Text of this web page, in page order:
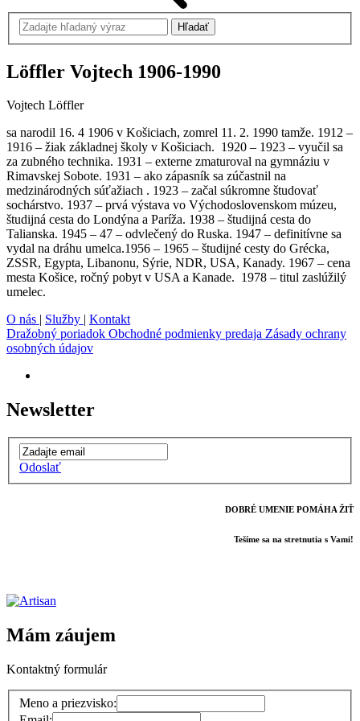
Löffler Vojtech 1906-1990
Vojtech Löffler
sa narodil 16. 4 1906 v Košiciach, zomrel 11. 2. 1990 tamže. 1912 –
1916 – žiak základnej školy v Košiciach. 1920 – 1923 – vyučil sa
za zubného technika. 1931 – externe zmaturoval na gymnáziu v
Rimavskej Sobote. 1931 – ako zápasník sa zúčastnil na
medzinárodných súťažiach . 1923 – začal súkromne študovať
sochárstvo. 1937 – prvá výstava vo Východoslovenskom múzeu,
študijná cesta do Londýna a Paríža. 1938 – študijná cesta do
Talianska. 1945 – 47 – odvlečený do Ruska. 1947 – definitívne sa
vydal na dráhu umelca.1956 – 1965 – študijné cesty do Grécka,
ZSSR, Egypta, Libanonu, Sýrie, NDR, USA, Kanady. 1967 – cena
mesta Košice, ročný pobyt v USA a Kanade. 1978 – titul zaslúžilý
umelec.
O nás | Služby | Kontakt
Dražobný poriadok Obchodné podmienky predaja Zásady ochrany
osobných údajov
Newsletter
Odoslať
DOBRÉ UMENIE POMÁHA ŽIŤ
Tešíme sa na stretnutia s Vami!
Mám záujem
Kontaktný formulár
Meno a priezvisko: